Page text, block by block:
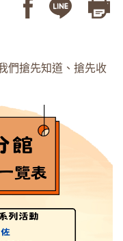
們搶先知道、搶先收